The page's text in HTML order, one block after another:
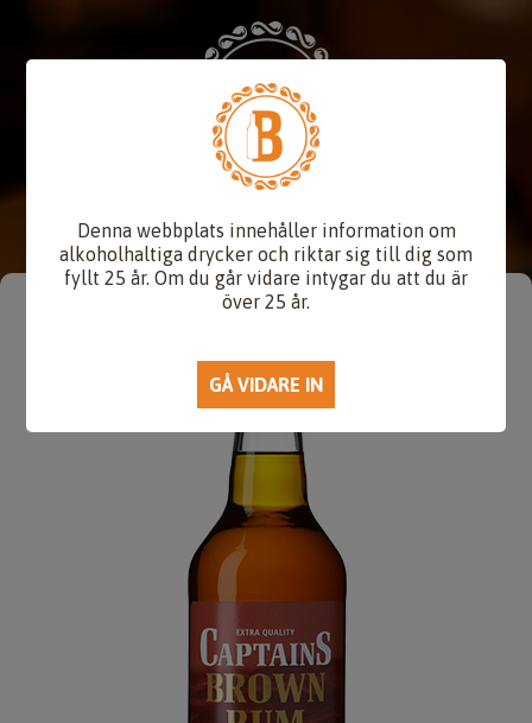
Denna webbplats innehåller information om
alkoholhaltiga drycker och riktar sig till dig som
fyllt 25 år. Om du går vidare intygar du att du är
över 25 år.